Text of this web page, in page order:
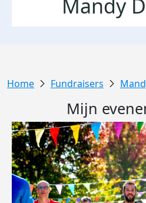
Mandy
Fundraisers
Mijn